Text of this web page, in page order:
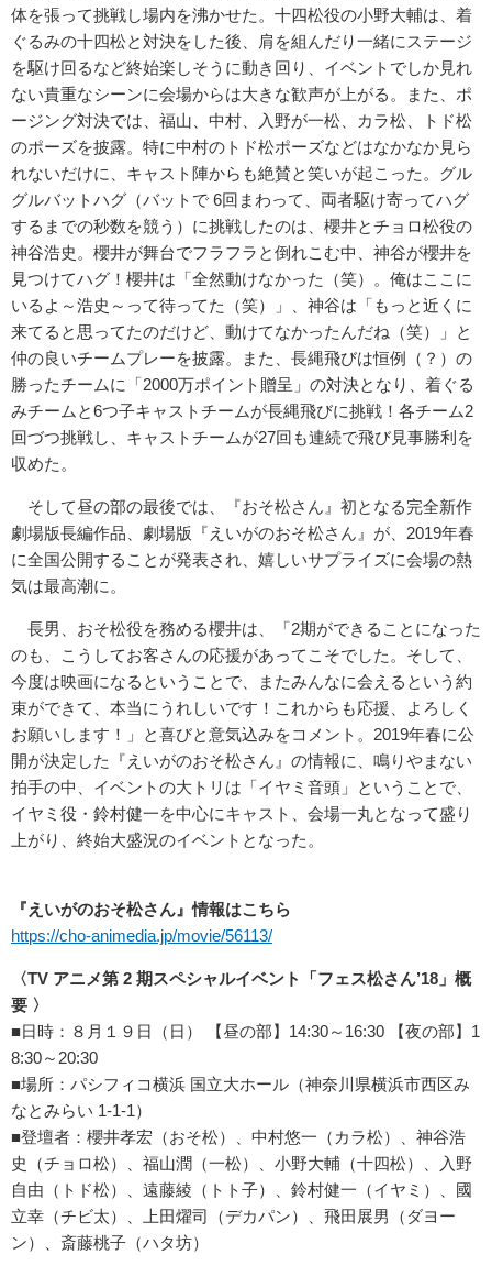
体を張って挑戦し場内を沸かせた。十四松役の小野大輔は、着
ぐるみの十四松と対決をした後、肩を組んだり一緒にステージ
を駆け回るなど終始楽しそうに動き回り、イベントでしか見れ
ない貴重なシーンに会場からは大きな歓声が上がる。また、ポ
ージング対決では、福山、中村、入野が一松、カラ松、トド松
のポーズを披露。特に中村のトド松ポーズなどはなかなか見ら
れないだけに、キャスト陣からも絶賛と笑いが起こった。グル
グルバットハグ（バットで 6回まわって、両者駆け寄ってハグ
するまでの秒数を競う）に挑戦したのは、櫻井とチョロ松役の
神谷浩史。櫻井が舞台でフラフラと倒れこむ中、神谷が櫻井を
見つけてハグ！櫻井は「全然動けなかった（笑）。俺はここに
いるよ～浩史～って待ってた（笑）」、神谷は「もっと近くに
来てると思ってたのだけど、動けてなかったんだね（笑）」と
仲の良いチームプレーを披露。また、長縄飛びは恒例（？）の
勝ったチームに「2000万ポイント贈呈」の対決となり、着ぐる
みチームと6つ子キャストチームが長縄飛びに挑戦！各チーム2
回づつ挑戦し、キャストチームが27回も連続で飛び見事勝利を
収めた。
そして昼の部の最後では、『おそ松さん』初となる完全新作
劇場版長編作品、劇場版『えいがのおそ松さん』が、2019年春
に全国公開することが発表され、嬉しいサプライズに会場の熱
気は最高潮に。
長男、おそ松役を務める櫻井は、「2期ができることになった
のも、こうしてお客さんの応援があってこそでした。そして、
今度は映画になるということで、またみんなに会えるという約
束ができて、本当にうれしいです！これからも応援、よろしく
お願いします！」と喜びと意気込みをコメント。2019年春に公
開が決定した『えいがのおそ松さん』の情報に、鳴りやまない
拍手の中、イベントの大トリは「イヤミ音頭」ということで、
イヤミ役・鈴村健一を中心にキャスト、会場一丸となって盛り
上がり、終始大盛況のイベントとなった。
『えいがのおそ松さん』情報はこちら
https://cho-animedia.jp/movie/56113/
〈TV アニメ第 2 期スペシャルイベント「フェス松さん’18」概
要 〉
■日時：８月１９日（日） 【昼の部】14:30～16:30 【夜の部】1
8:30～20:30
■場所：パシフィコ横浜 国立大ホール（神奈川県横浜市西区み
なとみらい 1-1-1）
■登壇者：櫻井孝宏（おそ松）、中村悠一（カラ松）、神谷浩
史（チョロ松）、福山潤（一松）、小野大輔（十四松）、入野
自由（トド松）、遠藤綾（トト子）、鈴村健一（イヤミ）、國
立幸（チビ太）、上田燿司（デカパン）、飛田展男（ダヨー
ン）、斎藤桃子（ハタ坊）